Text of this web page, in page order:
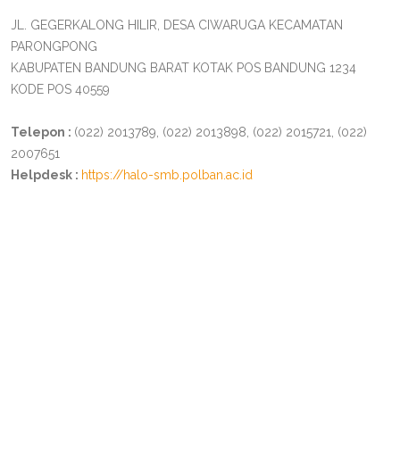
JL. GEGERKALONG HILIR, DESA CIWARUGA KECAMATAN
PARONGPONG
KABUPATEN BANDUNG BARAT KOTAK POS BANDUNG 1234
KODE POS 40559
Telepon : (022) 2013789, (022) 2013898, (022) 2015721, (022)
2007651
Helpdesk : https://halo-smb.polban.ac.id